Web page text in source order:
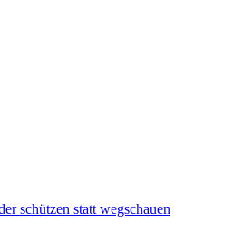
schützen statt wegschauen